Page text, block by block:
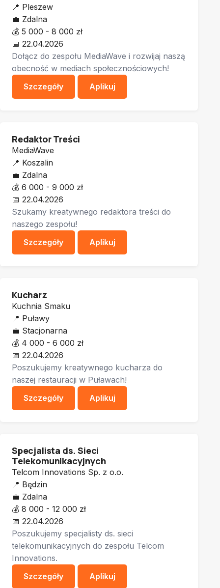
📍 Pleszew
💼 Zdalna
💰 5 000 - 8 000 zł
📅 22.04.2026
Dołącz do zespołu MediaWave i rozwijaj naszą
obecność w mediach społecznościowych!
Szczegóły
Aplikuj
Redaktor Treści
MediaWave
📍 Koszalin
💼 Zdalna
💰 6 000 - 9 000 zł
📅 22.04.2026
Szukamy kreatywnego redaktora treści do
naszego zespołu!
Szczegóły
Aplikuj
Kucharz
Kuchnia Smaku
📍 Puławy
💼 Stacjonarna
💰 4 000 - 6 000 zł
📅 22.04.2026
Poszukujemy kreatywnego kucharza do
naszej restauracji w Puławach!
Szczegóły
Aplikuj
Specjalista ds. Sieci
Telekomunikacyjnych
Telcom Innovations Sp. z o.o.
📍 Będzin
💼 Zdalna
💰 8 000 - 12 000 zł
📅 22.04.2026
Poszukujemy specjalisty ds. sieci
telekomunikacyjnych do zespołu Telcom
Innovations.
Szczegóły
Aplikuj